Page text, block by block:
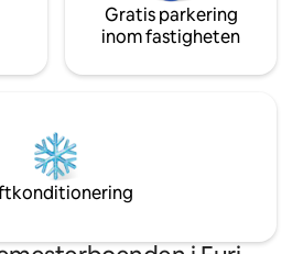
Gratis parkering
inom fastigheten